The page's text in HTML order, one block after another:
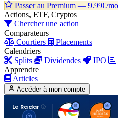
Passer au Premium — 9.99€/
Actions, ETF, Cryptos
Chercher une action
Comparateurs
Courtiers
Placements
Calendriers
Splits
Dividendes IPO
Apprendre
Articles
Accéder à mon compte
Le Radar
T H